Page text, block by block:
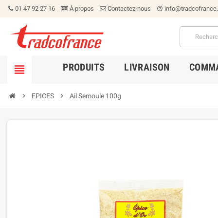
01 47 92 27 16 À propos Contactez-nous help_outline
 PRODUITS LIVRAISON
 EPICES  Ail Semoule 100g